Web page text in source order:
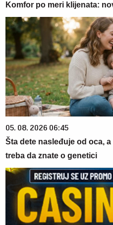
Komfor po meri klijenata:
05. 08. 2026 06:45
Šta dete nasleđuje od oca,
treba da znate o genetici